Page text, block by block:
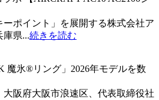
ーポイント」を展開する株式会社ア
庫県...続きを読む
魔氷®️リング」2026年モデルを数
大阪府大阪市浪速区、代表取締役社